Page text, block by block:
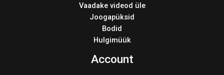
Vaadake videod üle
Joogapüksid
Bodid
Hulgimüük
Account